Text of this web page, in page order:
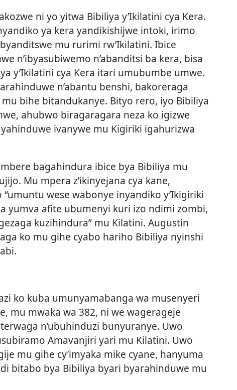
ni yo yitwa Bibiliya y’Ikilatini cya Kera.
ya kera yandikishijwe intoki, irimo
mu rurimi rw’Ikilatini. Ibice
n’ibyasubiwemo n’abanditsi ba kera, bisa
y’Ikilatini cya Kera itari umubumbe umwe.
n’abantu benshi, bakoreraga
bihe bitandukanye. Bityo rero, iyo Bibiliya
ahubwo biragaragara neza ko igizwe
ivanywe mu Kigiriki igahurizwa
bagahindura ibice bya Bibiliya mu
Mu mpera z’ikinyejana cya kane,
wese wabonye inyandiko y’Ikigiriki
yumva afite ubumenyi kuri izo ndimi zombi,
kuzihindura” mu Kilatini. Augustin
ko mu gihe cyabo hariho Bibiliya nyinshi
ko kuba umunyamabanga wa musenyeri
mu mwaka wa 382, ni we wagerageje
n’ubuhinduzi bunyuranye. Uwo
Amavanjiri yari mu Kilatini. Uwo
mu gihe cy’imyaka mike cyane, hanyuma
bitabo bya Bibiliya byari byarahinduwe mu